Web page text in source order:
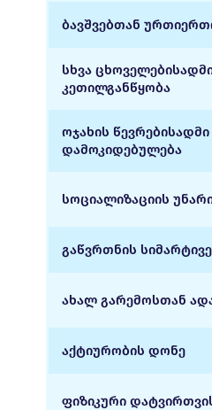
ბავშვებთან
სხვა
კეთილგანწყობა
ოჯახის წევრებისადმი
დამოკიდებულება
სოციალიზაციის
გაწვრთნის სიმარტივე
ახალ გარემოსთან
აქტიურობის დონე
ფიზიკური